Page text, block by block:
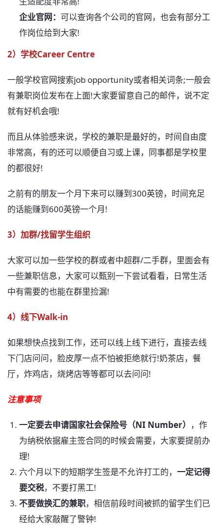
企业官网： 可以查询各个公司的官网，也会有部分工
作岗位给到大家!
2）学校Career Centre
一般学校官网搜索job opportunity或者相关词条;一般会
有兼职岗位发布在上面!大家要留意自己的邮件，说不定
就有好机会哦!
而且从体验感来说，学校的兼职是最好的，时间自由度
非常高，有的还可以顺便自习或上课，同事都是学校里
的都很好!
之前有的朋友一个月下来可以赚到300英镑，时间充足
的话能赚到600英镑一个月!
3）加群/找留学生组织
大家可以加一些学校的群或者中超群/二手群，里面会有
一些兼职信息，大家可以甄别一下尝试看看，日常生活
中有需要的也能在群里捡漏!
4）线下Walk-in
如果想快点找到工作，还可以线上线下进行，直接去线
下门店问问，脸皮厚一点不怕被拒绝就行!奶茶店，餐
厅，炸鸡店，烧烤店等等都可以去问问!
注意事项
一定要去申请国家社会保险号（NI Number）
，作
为纳税依据雇主签合同的时候会需要，大家要提前办
理!
六个月以下的短期学生签是不允许打工的， 一定记得
要交税，不要打黑工!
不要做换汇的兼职，相信前段时间被抓的留学生们已
经给大家敲醒了警钟!